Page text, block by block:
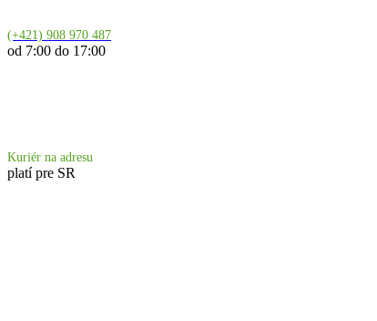
(+421) 908 970 487
od 7:00 do 17:00
Kuriér na adresu
platí pre SR